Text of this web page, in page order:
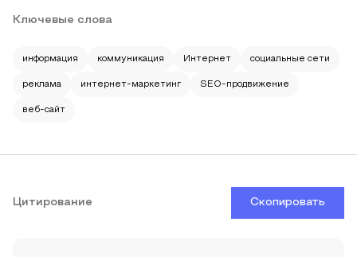
Ключевые слова
информация коммуникация Интернет социальные сети
реклама интернет-маркетинг SEO-продвижение
веб-сайт
Цитирование Скопировать